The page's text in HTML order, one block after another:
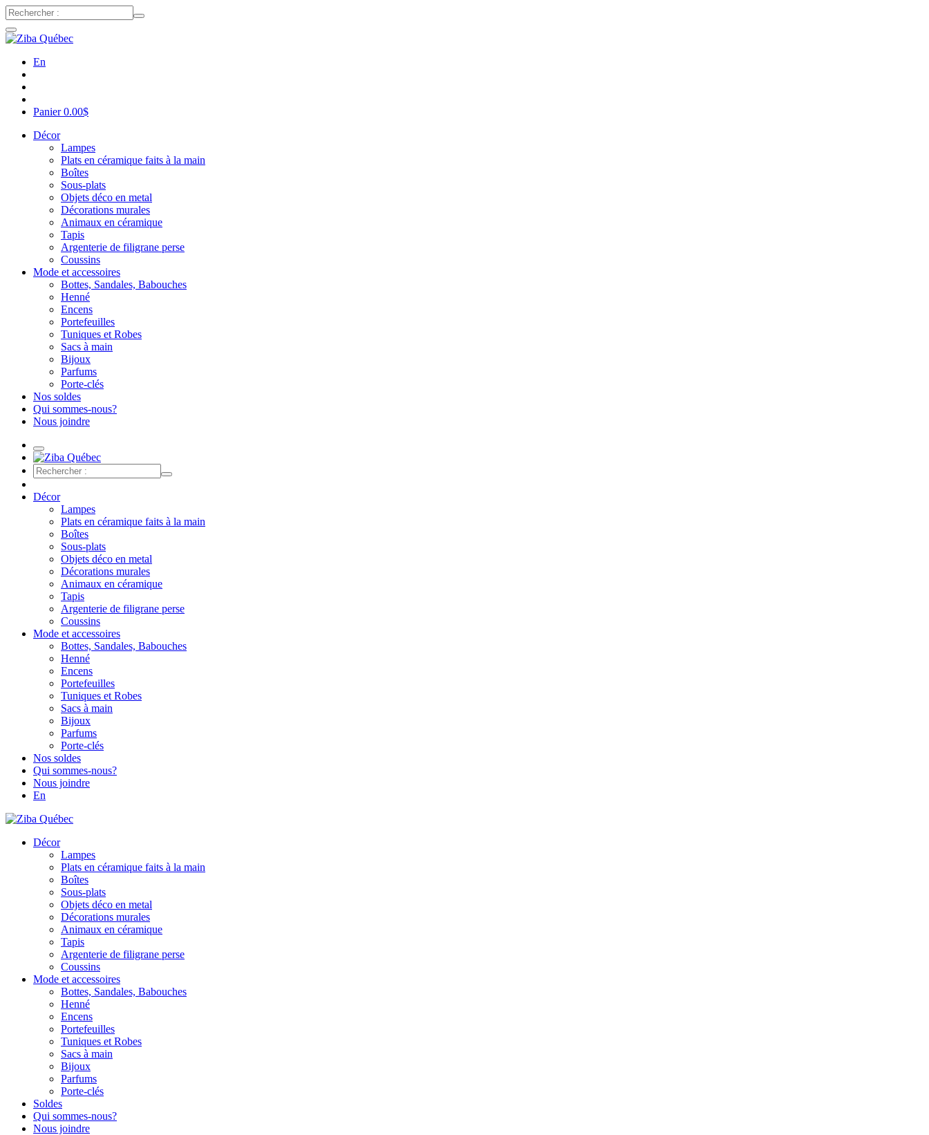
En
Panier0.00$
Décor
Lampes
Plats en céramique faits à la main
Boîtes
Sous-plats
Objets déco en metal
Décorations murales
Animaux en céramique
Tapis
Argenterie de filigrane perse
Coussins
Mode et accessoires
Bottes, Sandales, Babouches
Henné
Encens
Portefeuilles
Tuniques et Robes
Sacs à main
Bijoux
Parfums
Porte-clés
Nos soldes
Qui sommes-nous?
Nous joindre
Décor
Lampes
Plats en céramique faits à la main
Boîtes
Sous-plats
Objets déco en metal
Décorations murales
Animaux en céramique
Tapis
Argenterie de filigrane perse
Coussins
Mode et accessoires
Bottes, Sandales, Babouches
Henné
Encens
Portefeuilles
Tuniques et Robes
Sacs à main
Bijoux
Parfums
Porte-clés
Nos soldes
Qui sommes-nous?
Nous joindre
En
Décor
Lampes
Plats en céramique faits à la main
Boîtes
Sous-plats
Objets déco en metal
Décorations murales
Animaux en céramique
Tapis
Argenterie de filigrane perse
Coussins
Mode et accessoires
Bottes, Sandales, Babouches
Henné
Encens
Portefeuilles
Tuniques et Robes
Sacs à main
Bijoux
Parfums
Porte-clés
Soldes
Qui sommes-nous?
Nous joindre